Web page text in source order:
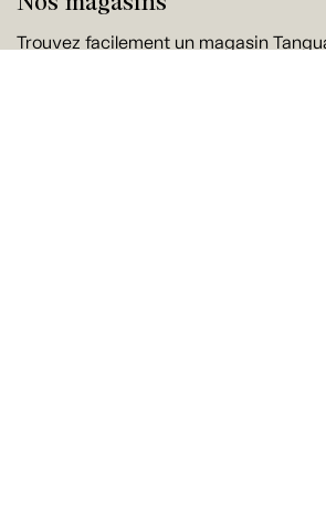
Trouvez facilement un magasin